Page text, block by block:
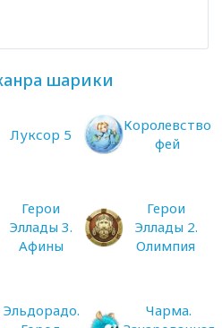
шарики
Луксор 5
Королевство
фей
Герои
Эллады 3.
Афины
Герои
Эллады 2.
Олимпия
Эльдорадо.
Чарма.